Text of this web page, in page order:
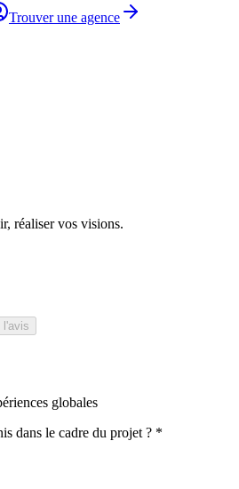
Trouver une agence
réaliser vos visions.
l'avis
globales
dans le cadre du projet ? *